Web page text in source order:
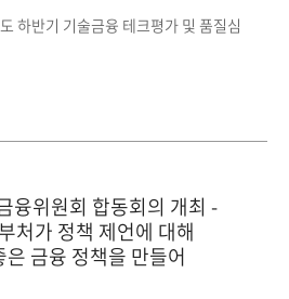
하반기 기술금융 테크평가 및 품질심
융위원회 합동회의 개최 -
처가 정책 제언에 대해
금융 정책을 만들어